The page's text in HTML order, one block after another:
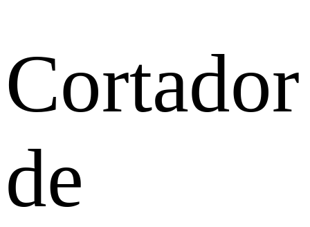
Cortador
de